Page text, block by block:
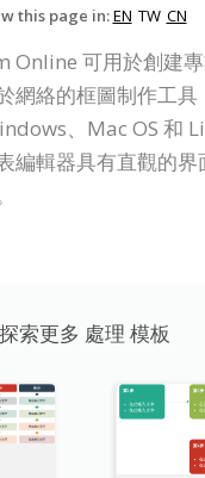
this page in:EN TW CN
Online 可用於創建
網絡的框圖制作工具
、Mac OS 和
編輯器具有直觀的界
探索更多 處理 模板